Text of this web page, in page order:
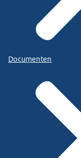
Documenten